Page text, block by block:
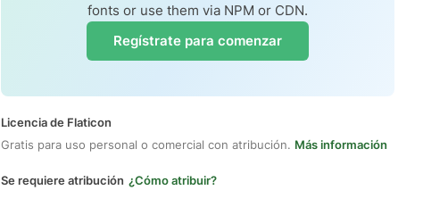
fonts or use them via NPM or CDN.
Regístrate para comenzar
Licencia de Flaticon
Gratis para uso personal o comercial con atribución. Más información
Se requiere atribución ¿Cómo atribuir?